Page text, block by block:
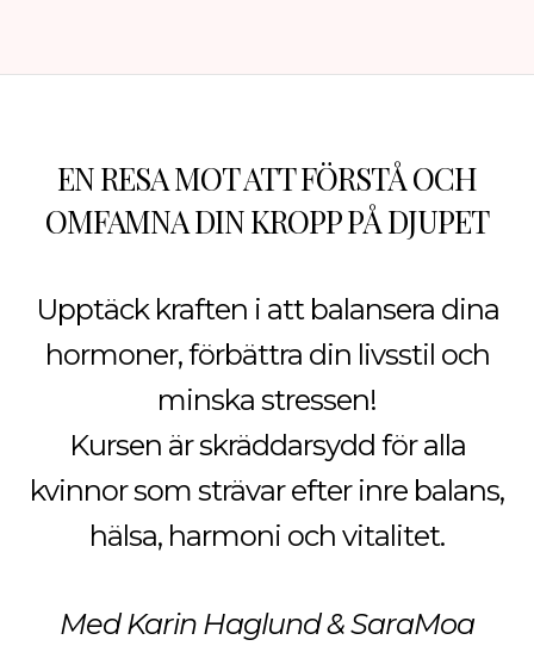
EN RESA MOT ATT FÖRSTÅ OCH
OMFAMNA DIN KROPP PÅ DJUPET
Upptäck kraften i att balansera dina
hormoner, förbättra din livsstil och
minska stressen!
Kursen är skräddarsydd för alla
kvinnor som strävar efter inre balans,
hälsa, harmoni och vitalitet.
Med Karin Haglund & SaraMoa